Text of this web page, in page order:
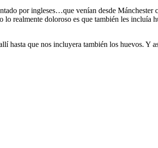
por ingleses…que venían desde Mánchester
realmente doloroso es que también les incluía
hasta que nos incluyera también los huevos. Y